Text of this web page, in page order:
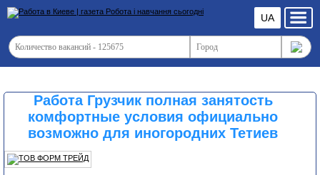
UA
Работа Грузчик полная занятость
комфортные условия официально
возможно для иногородних Тетиев